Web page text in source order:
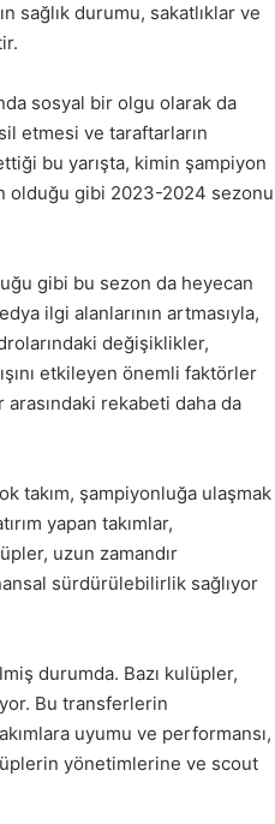
sağlık durumu, sakatlıklar ve
sosyal bir olgu olarak da
etmesi ve taraftarların
bu yarışta, kimin şampiyon
olduğu gibi 2023-2024 sezonu
gibi bu sezon da heyecan
ilgi alanlarının artmasıyla,
değişiklikler,
etkileyen önemli faktörler
arasındaki rekabeti daha da
takım, şampiyonluğa ulaşmak
yapan takımlar,
uzun zamandır
sürdürülebilirlik sağlıyor
durumda. Bazı kulüpler,
Bu transferlerin
uyumu ve performansı,
yönetimlerine ve scout